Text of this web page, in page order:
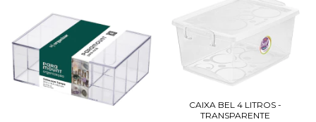
CAIXA BEL 4 LITROS -
TRANSPARENTE